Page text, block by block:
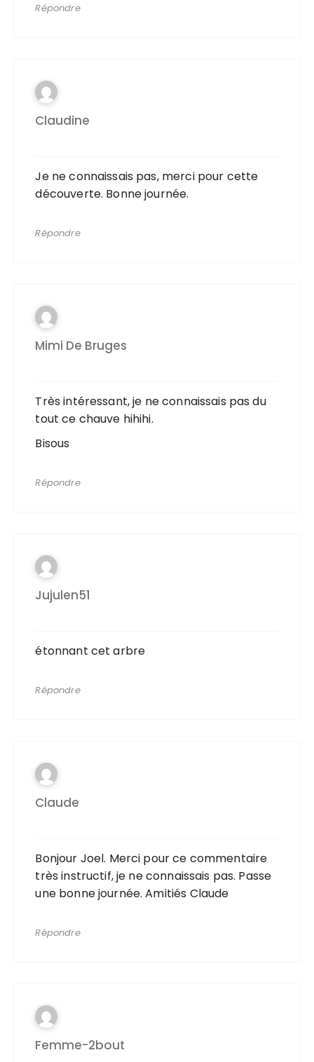
Répondre
Claudine
Je ne connaissais pas, merci pour cette
découverte. Bonne journée.
Répondre
Mimi De Bruges
Très intéressant, je ne connaissais pas du
tout ce chauve hihihi.
Bisous
Répondre
Jujulen51
étonnant cet arbre
Répondre
Claude
Bonjour Joel. Merci pour ce commentaire
très instructif, je ne connaissais pas. Passe
une bonne journée. Amitiés Claude
Répondre
Femme-2bout